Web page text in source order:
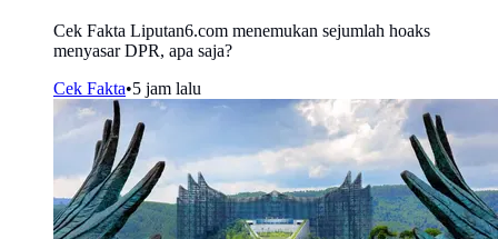
Cek Fakta Liputan6.com menemukan sejumlah hoaks
menyasar DPR, apa saja?
Cek Fakta•5 jam lalu